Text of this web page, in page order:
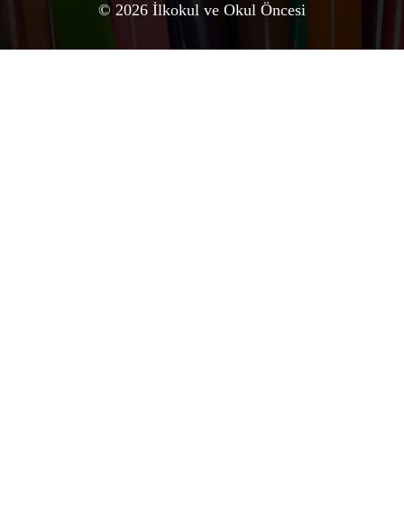
© 2026 İlkokul ve Okul Öncesi